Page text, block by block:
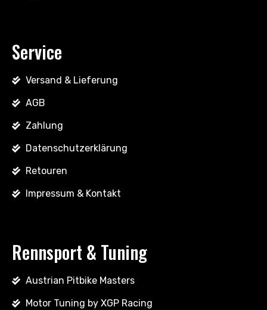
Service
Versand & Lieferung
AGB
Zahlung
Datenschutzerklärung
Retouren
Impressum & Kontakt
Rennsport & Tuning
Austrian Pitbike Masters
Motor Tuning by XGP Racing